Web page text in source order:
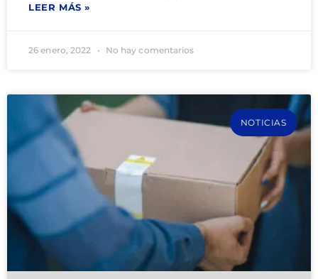
LEER MÁS »
26 enero, 2022 No hay comentarios
NOTICIAS